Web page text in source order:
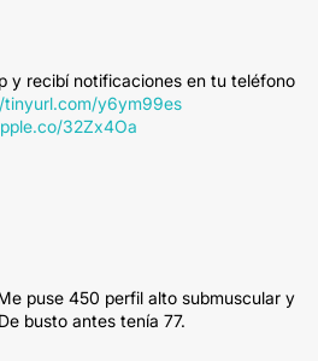
y recibí notificaciones en tu teléfono
tinyurl.com/y6ym99es
32Zx4Oa
puse 450 perfil alto submuscular y
busto antes tenía 77.